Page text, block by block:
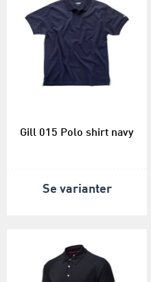
Gill 015 Polo shirt navy
Se varianter